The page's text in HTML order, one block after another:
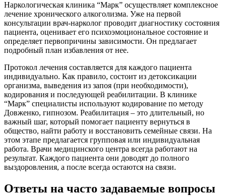
Наркологическая клиника “Марк” осуществляет комплексное
лечение хронического алкоголизма. Уже на первой
консультации врач-нарколог проводит диагностику состояния
пациента, оценивает его психоэмоциональное состояние и
определяет первопричины зависимости. Он предлагает
подробный план избавления от нее.
Протокол лечения составляется для каждого пациента
индивидуально. Как правило, состоит из детоксикации
организма, выведения из запоя (при необходимости),
кодирования и последующей реабилитации. В клинике
“Марк” специалисты используют кодирование по методу
Довженко, гипнозом. Реабилитация – это длительный, но
важный шаг, который помогает пациенту вернуться в
общество, найти работу и восстановить семейные связи. На
этом этапе предлагается групповая или индивидуальная
работа. Врачи медицинского центра всегда работают на
результат. Каждого пациента они доводят до полного
выздоровления, а после всегда остаются на связи.
Ответы на часто задаваемые вопросы